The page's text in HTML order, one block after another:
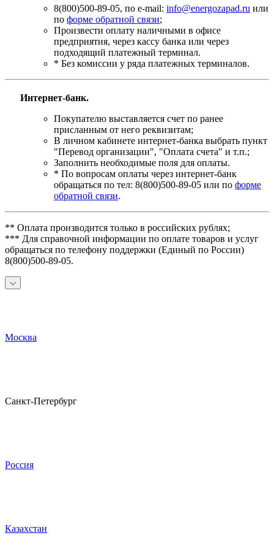
8(800)500-89-05, по e-mail: info@energozapad.ru или
по форме обратной связи;
Произвести оплату наличными в офисе
предприятия, через кассу банка или через
подходящий платежный терминал.
* Без комиссии у ряда платежных терминалов.
Интернет-банк.
Покупателю выставляется счет по ранее
присланным от него реквизитам;
В личном кабинете интернет-банка выбрать пункт
"Перевод организации", "Оплата счета" и т.п.;
Заполнить необходимые поля для оплаты.
* По вопросам оплаты через интернет-банк
обращаться по тел: 8(800)500-89-05 или по форме
обратной связи.
** Оплата производится только в российских рублях;
*** Для справочной информации по оплате товаров и услуг
обращаться по телефону поддержки (Единый по России)
8(800)500-89-05.
Москва
Санкт-Петербург
Россия
Казахстан